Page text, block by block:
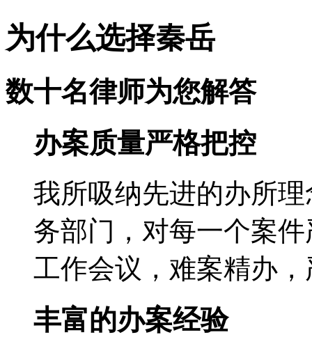
为什么选择秦岳
数十名律师为您解答
办案质量严格把控
我所吸纳先进的办所
务部门，对每一个案
工作会议，难案精办
丰富的办案经验